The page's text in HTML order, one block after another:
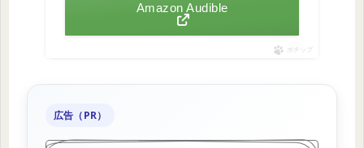
Amazon Audible
ポチップ
広告（PR）